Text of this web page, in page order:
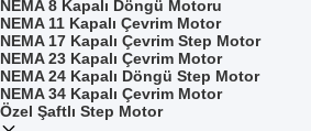
NEMA 8 Kapalı Döngü Motoru
NEMA 11 Kapalı Çevrim Motor
NEMA 17 Kapalı Çevrim Step Motor
NEMA 23 Kapalı Çevrim Motor
NEMA 24 Kapalı Döngü Step Motor
NEMA 34 Kapalı Çevrim Motor
Özel Şaftlı Step Motor